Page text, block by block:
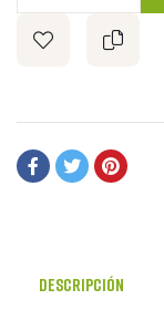
Descripción